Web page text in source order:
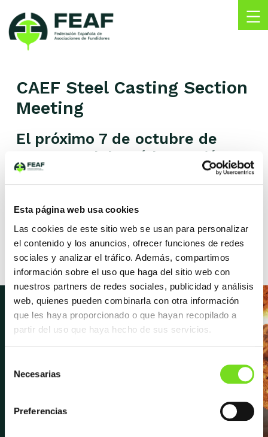
Esta página web usa cookies
Las cookies de este sitio web se usan para personalizar
el contenido y los anuncios, ofrecer funciones de redes
sociales y analizar el tráfico. Además, compartimos
información sobre el uso que haga del sitio web con
nuestros partners de redes sociales, publicidad y análisis
web, quienes pueden combinarla con otra información
que les haya proporcionado o que hayan recopilado a
partir del uso que haya hecho de sus servicios.
Necesarias
Preferencias
content
de
Asociaciones
CAEF Steel Casting Section
Meeting
El próximo 7 de octubre de
2021 se celebrará la reunión
del CAEF Steel Casting Section
Fecha
07 octubre 2021
Newsletter
novedades y noticias sobre FEAF,